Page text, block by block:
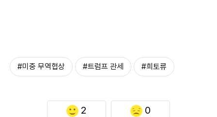
#미중 무역협상 #트럼프 관세 #희토류
2 0